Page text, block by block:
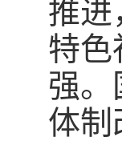
推进
特色
强。
体制